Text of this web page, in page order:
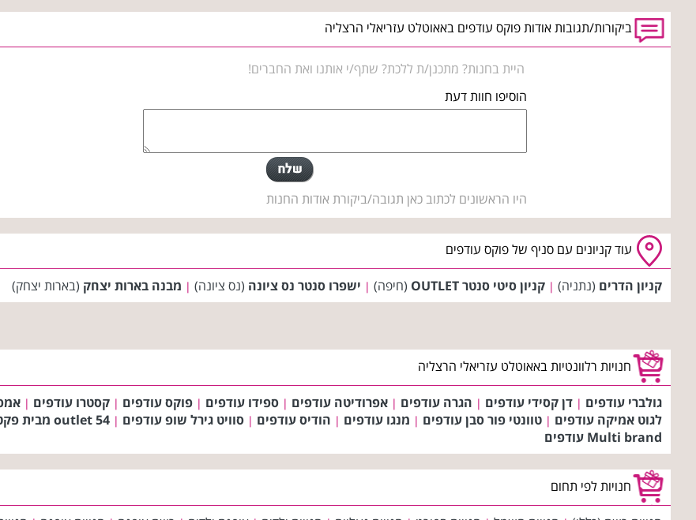
ביקורות/תגובות אודות פוקס עודפים באאוטלט עזריאלי הרצליה
היית בחנות? מתכנן/ת ללכת? שתף/י אותנו ואת החברים!
הוסיפו חוות דעת
היו הראשונים לכתוב כאן תגובה/ביקורת אודות החנות
עוד קניונים עם סניף של פוקס עודפים
קניון הדרים (נתניה) | קניון סיטי סנטר OUTLET (חיפה) | ישפרו סנטר נס ציונה (נס ציונה) | מבנה בארות יצחק (בארות יצחק)
חנויות רלוונטיות באאוטלט עזריאלי הרצליה
גולברי עודפים | דן קסידי עודפים | הגרה עודפים | אפרודיטה עודפים | ספידו עודפים | פוקס עודפים | קסטרו עודפים |
לגוט אמיקה עודפים | טוונטי פור סבן עודפים | מנגו עודפים | הודיס עודפים | סוויט גירל שופ עודפים | outlet 54 מבית פקטורי 54
Multi brand עודפים
חנויות לפי תחום